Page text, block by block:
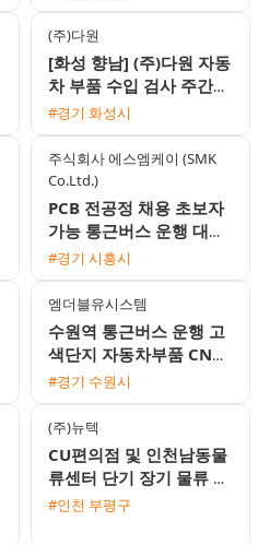
(주)다원
[화성 향남] (주)다원 자동
차 부품 수입 검사 주간
고정 사원 모집 (유류비
#경기 화성시
주식회사 에스엠케이 (SMK
Co.Ltd.)
PCB 전공정 채용 초보자
가능 통근버스 운행 대기
업 1차 협력사
#경기 시흥시
엠더블유시스템
수원역 통근버스 운행 고
색단지 자동차부품 CNC
가공 남성 생산직 채용
#경기 수원시
(주)뉴텍
CU편의점 및 인천남동물
류센터 단기 장기 물류 포
장 사원 모집 초보환영 당
#인천 부평구